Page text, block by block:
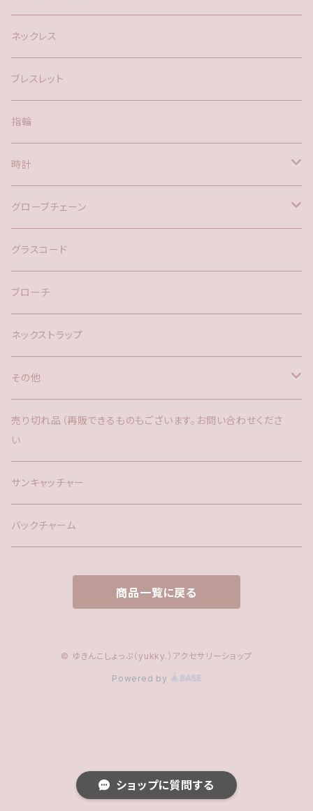
ショップに質問する
silver925
アメリカン
ポスト
ネックレス
ブレスレット
指輪
時計
バックチャーム
ネックレス
グローブチェーン
バックチャーム
グラスコード
ブローチ
ネックストラップ
その他
バックチャーム
時計
サンキャッチャー
売り切れ品（再販できるものもございます。お問い合わせくださ
い
サンキャッチャー
バックチャーム
商品一覧に戻る
© ゆきんこしょっぷ（yukky.）アクセサリーショップ
Powered by